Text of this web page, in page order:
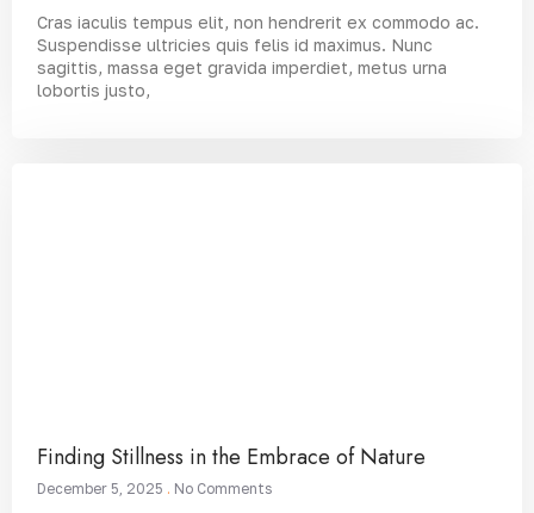
Cras iaculis tempus elit, non hendrerit ex commodo ac.
Suspendisse ultricies quis felis id maximus. Nunc
sagittis, massa eget gravida imperdiet, metus urna
lobortis justo,
Finding Stillness in the Embrace of Nature
December 5, 2025 No Comments